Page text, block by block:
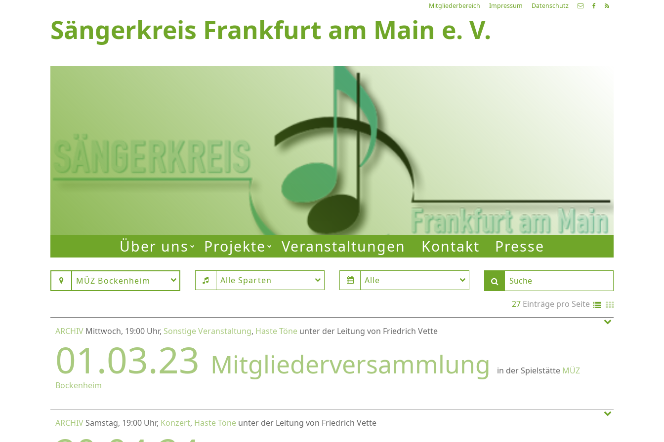
Mitgliederbereich Impressum Datenschutz
Sängerkreis Frankfurt am Main e. V.
Letzte Alle
Über uns Projekte Veranstaltungen Kontakt Presse
MÜZ Bockenheim Alle Sparten Alle
27 Einträge pro Seite
ARCHIV Mittwoch, 19:00 Uhr, Sonstige Veranstaltung, Haste Töne unter der Leitung von Friedrich Vette
01.03.23 Mitgliederversammlung in der Spielstätte MÜZ
Bockenheim
ARCHIVSamstag, 19:00 Uhr, Konzert, Haste Töne unter der Leitung von Friedrich Vette